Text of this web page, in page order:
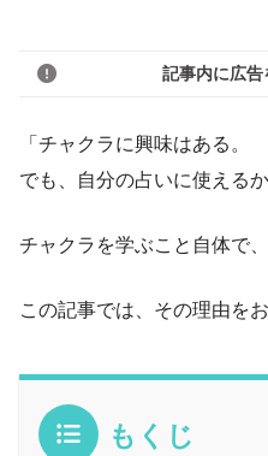
記事内に広告
「チャクラに興味はある。
でも、自分の占いに使える
チャクラを学ぶこと自体で
この記事では、その理由を
もくじ